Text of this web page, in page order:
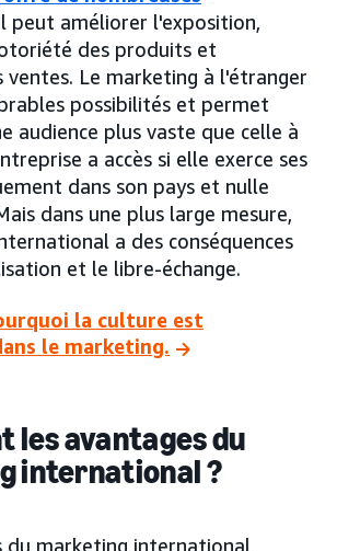
peut améliorer l'exposition,
des produits et
ventes. Le marketing à l'étranger
possibilités et permet
audience plus vaste que celle à
a accès si elle exerce ses
dans son pays et nulle
dans une plus large mesure,
a des conséquences
et le libre-échange.
la culture est
le marketing.
les avantages du
international ?
du marketing international